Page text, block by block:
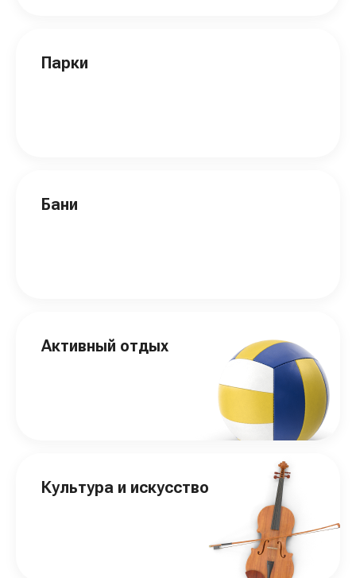
Парки
Бани
Активный отдых
Культура и искусство